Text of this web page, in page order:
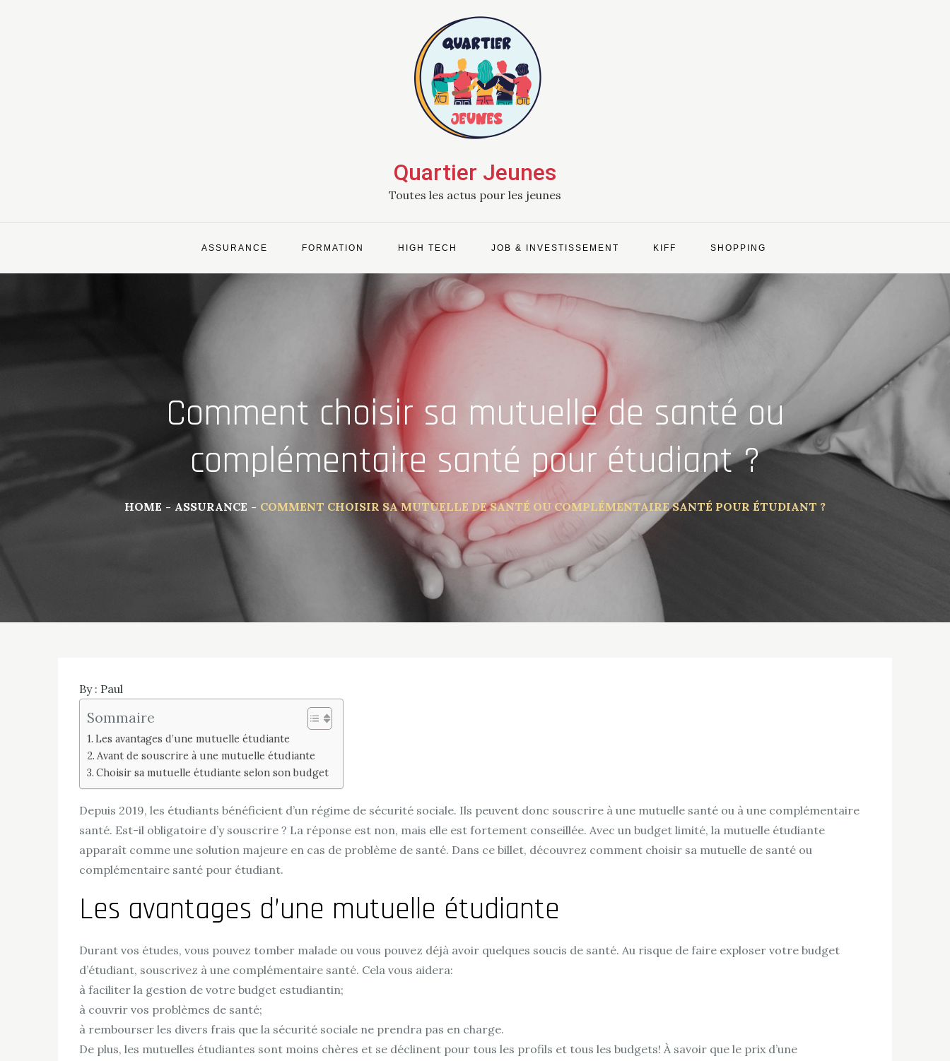
Quartier Jeunes
Toutes les actus pour les jeunes
ASSURANCE FORMATION HIGH TECH JOB & INVESTISSEMENT KIFF SHOPPING
Comment choisir sa mutuelle de santé ou
complémentaire santé pour étudiant ?
HOME ASSURANCE COMMENT CHOISIR SA MUTUELLE DE SANTÉ OU COMPLÉMENTAIRE SANTÉ POUR ÉTUDIANT ?
By : Paul
Sommaire
Les avantages d’une mutuelle étudiante
Avant de souscrire à une mutuelle étudiante
Choisir sa mutuelle étudiante selon son budget
Depuis 2019, les étudiants bénéficient d’un régime de sécurité sociale. Ils peuvent donc souscrire à une mutuelle santé ou à une complémentaire
santé. Est-il obligatoire d’y souscrire ? La réponse est non, mais elle est fortement conseillée. Avec un budget limité, la mutuelle étudiante
apparaît comme une solution majeure en cas de problème de santé. Dans ce billet, découvrez comment choisir sa mutuelle de santé ou
complémentaire santé pour étudiant.
Les avantages d’une mutuelle étudiante
Durant vos études, vous pouvez tomber malade ou vous pouvez déjà avoir quelques soucis de santé. Au risque de faire exploser votre budget
d’étudiant, souscrivez à une complémentaire santé. Cela vous aidera:
à faciliter la gestion de votre budget estudiantin;
à couvrir vos problèmes de santé;
à rembourser les divers frais que la sécurité sociale ne prendra pas en charge.
De plus, les mutuelles étudiantes sont moins chères et se déclinent pour tous les profils et tous les budgets! À savoir que le prix d’une